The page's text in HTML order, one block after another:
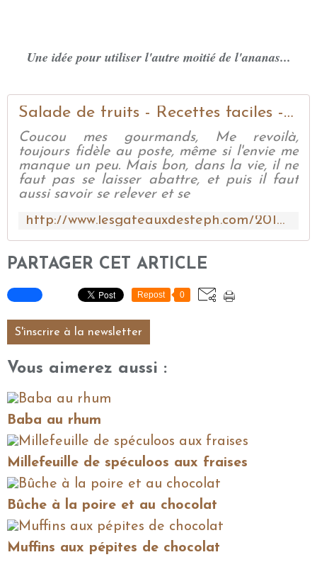
Une idée pour utiliser l'autre moitié de l'ananas...
Salade de fruits - Recettes faciles - Les gâteaux de Stéph
Coucou mes gourmands, Me revoilà,
toujours fidèle au poste, même si l'envie me
manque un peu. Mais bon, dans la vie, il ne
faut pas se laisser abattre, et puis il faut
aussi savoir se relever et se
http://www.lesgateauxdesteph.com/2018/05/salade-de-fruits.html
PARTAGER CET ARTICLE
Repost 0
S'inscrire à la newsletter
Vous aimerez aussi :
Baba au rhum
Millefeuille de spéculoos aux fraises
Bûche à la poire et au chocolat
Muffins aux pépites de chocolat